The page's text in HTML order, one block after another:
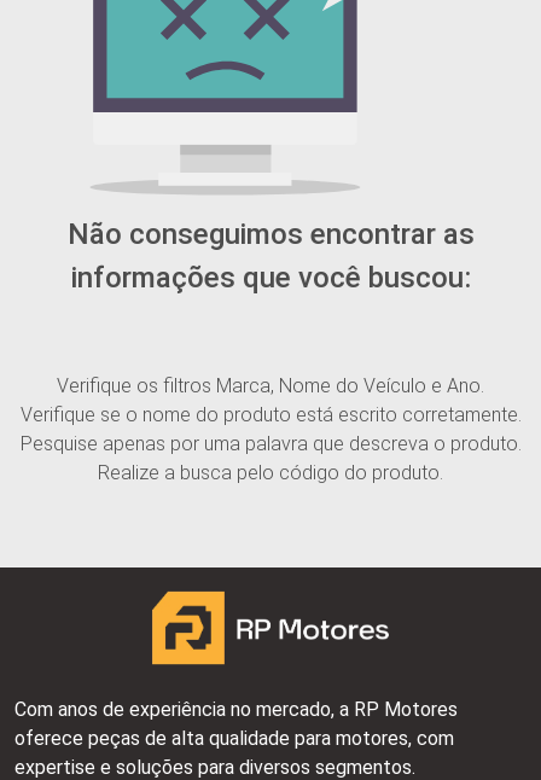
Não conseguimos encontrar as
informações que você buscou:
Verifique os filtros Marca, Nome do Veículo e Ano.
Verifique se o nome do produto está escrito corretamente.
Pesquise apenas por uma palavra que descreva o produto.
Realize a busca pelo código do produto.
Com anos de experiência no mercado, a RP Motores
oferece peças de alta qualidade para motores, com
expertise e soluções para diversos segmentos.